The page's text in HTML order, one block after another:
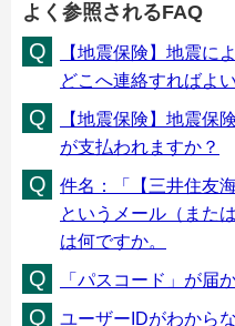
よく参照されるFAQ
【地震保険】地震に
どこへ連絡すればよ
【地震保険】地震保
が支払われますか？
件名：「【三井住友
というメール（また
は何ですか。
「パスコード」が届
ユーザーIDがわからな